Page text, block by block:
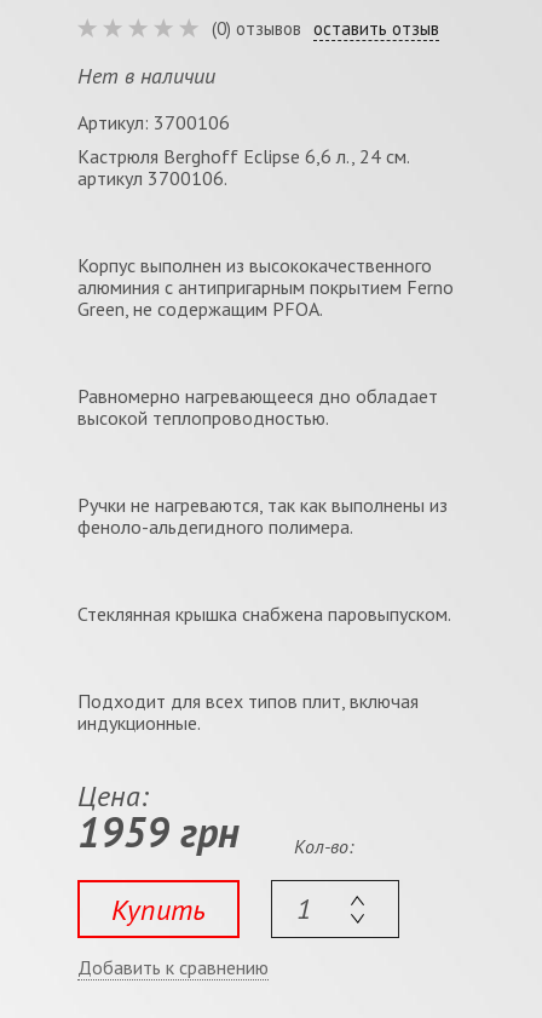
(0) отзывов оставить отзыв
Нет в наличии
Артикул: 3700106
Кастрюля Berghoff Eclipse 6,6 л., 24 см.
артикул 3700106.
Корпус выполнен из высококачественного
алюминия с антипригарным покрытием Ferno
Green, не содержащим PFOA.
Равномерно нагревающееся дно обладает
высокой теплопроводностью.
Ручки не нагреваются, так как выполнены из
феноло-альдегидного полимера.
Стеклянная крышка снабжена паровыпуском.
Подходит для всех типов плит, включая
индукционные.
Цена:
1959 грн
Купить
Кол-во:
Добавить к сравнению